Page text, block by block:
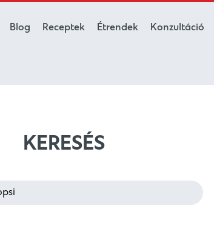
Blog Receptek Étrendek Konzultáció
KERESÉS